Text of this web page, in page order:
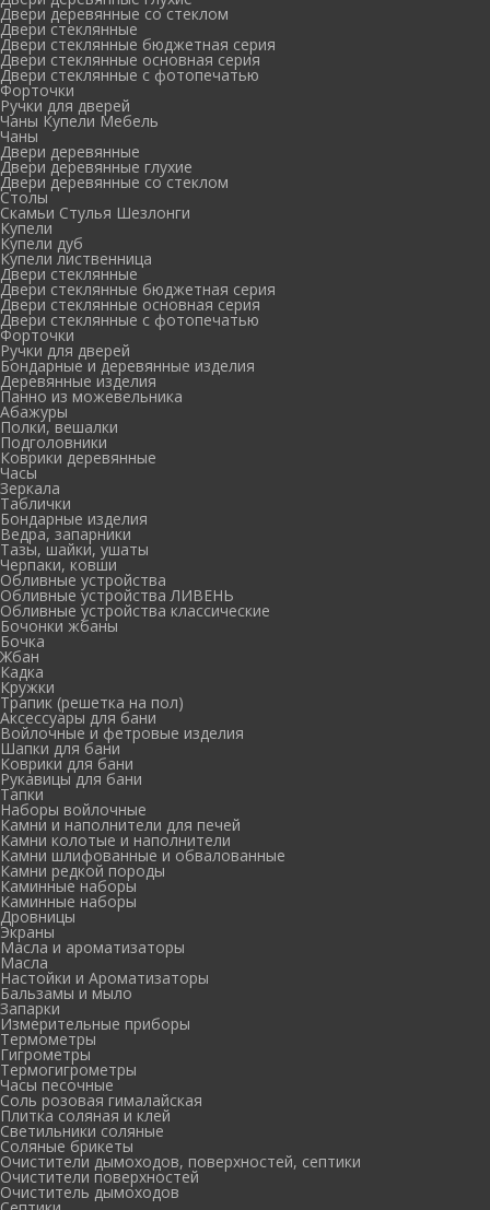
Двери деревянные со стеклом
Двери стеклянные
Двери стеклянные бюджетная серия
Двери стеклянные основная серия
Двери стеклянные с фотопечатью
Форточки
Ручки для дверей
Чаны Купели Мебель
Чаны
Двери деревянные
Двери деревянные глухие
Двери деревянные со стеклом
Столы
Скамьи Стулья Шезлонги
Купели
Купели дуб
Купели лиственница
Двери стеклянные
Двери стеклянные бюджетная серия
Двери стеклянные основная серия
Двери стеклянные с фотопечатью
Форточки
Ручки для дверей
Бондарные и деревянные изделия
Деревянные изделия
Панно из можевельника
Абажуры
Полки, вешалки
Подголовники
Коврики деревянные
Часы
Зеркала
Таблички
Бондарные изделия
Ведра, запарники
Тазы, шайки, ушаты
Черпаки, ковши
Обливные устройства
Обливные устройства ЛИВЕНЬ
Обливные устройства классические
Бочонки жбаны
Бочка
Жбан
Кадка
Кружки
Трапик (решетка на пол)
Аксессуары для бани
Войлочные и фетровые изделия
Шапки для бани
Коврики для бани
Рукавицы для бани
Тапки
Наборы войлочные
Камни и наполнители для печей
Камни колотые и наполнители
Камни шлифованные и обвалованные
Камни редкой породы
Каминные наборы
Каминные наборы
Дровницы
Экраны
Масла и ароматизаторы
Масла
Настойки и Ароматизаторы
Бальзамы и мыло
Запарки
Измерительные приборы
Термометры
Гигрометры
Термогигрометры
Часы песочные
Соль розовая гималайская
Плитка соляная и клей
Светильники соляные
Соляные брикеты
Очистители дымоходов, поверхностей, септики
Очистители поверхностей
Очиститель дымоходов